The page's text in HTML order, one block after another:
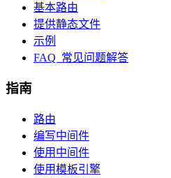
基本路由
提供静态文件
示例
FAQ 常见问题解答
指南
路由
编写中间件
使用中间件
使用模板引擎